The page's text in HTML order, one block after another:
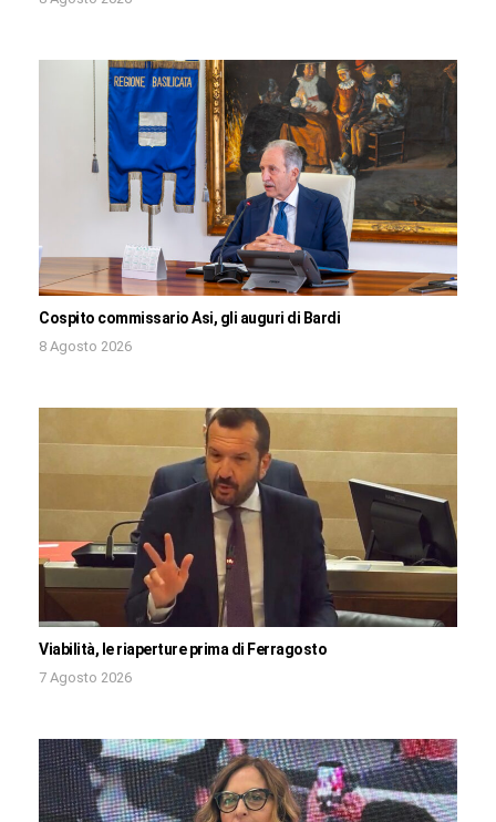
Cospito commissario Asi, gli auguri di Bardi
8 Agosto 2026
Viabilità, le riaperture prima di Ferragosto
7 Agosto 2026